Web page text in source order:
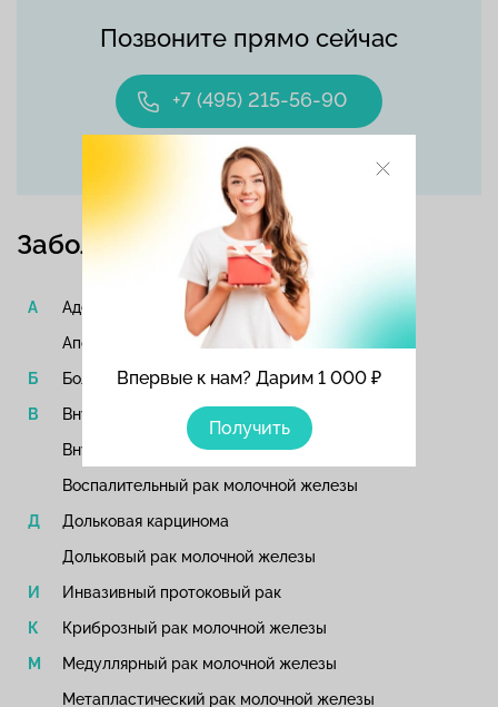
Впервые к нам? Дарим 1 000 ₽
Получить
Позвоните прямо сейчас
+7 (495) 215-56-90
Заболевания
Аденокистозный рак молочной железы
Апокриновый рак молочной железы​
Болезнь Педжета соска
Внутрипротоковая карцинома
Внутрипротоковый рак молочной железы​
Воспалительный рак молочной железы
Дольковая карцинома
Дольковый рак молочной железы
Инвазивный протоковый рак
Криброзный рак молочной железы​
Медуллярный рак молочной железы​
Метапластический рак молочной железы​